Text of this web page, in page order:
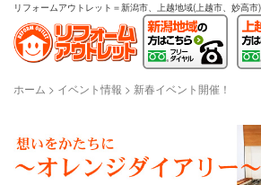
リフォームアウトレット＝新潟市、上越地域(上越市、妙高市)
ホーム > イベント情報 > 新春イベント開催！